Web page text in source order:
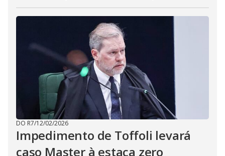
DO R7/12/02/2026
Impedimento de Toffoli levará
caso Master à estaca zero